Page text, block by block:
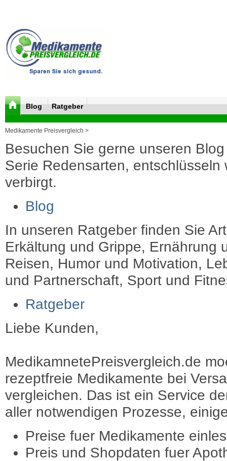
Blog Ratgeber
Medikamente Preisvergleich >
Besuchen Sie gerne unseren
Serie Redensarten, entschlüsseln
verbirgt.
Blog
In unseren Ratgeber finden Sie
Erkältung und Grippe, Ernährung
Reisen, Humor und Motivation,
und Partnerschaft, Sport und
Ratgeber
Liebe Kunden,
MedikamnetePreisvergleich.de
rezeptfreie Medikamente bei
vergleichen. Das ist ein Service
aller notwendigen Prozesse,
Preise fuer Medikamente
Preis und Shopdaten fuer